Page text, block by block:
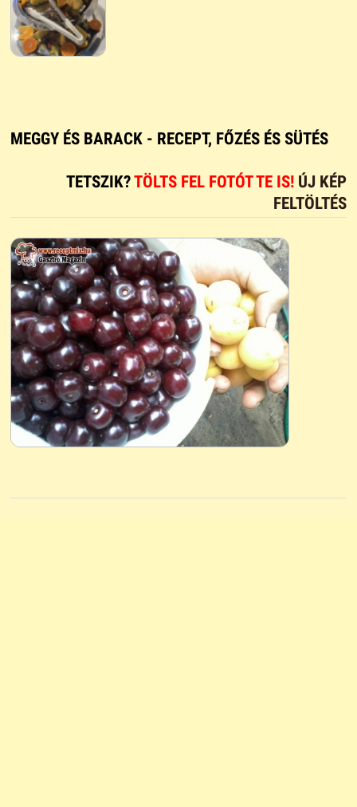
MEGGY ÉS BARACK - RECEPT, FŐZÉS ÉS SÜTÉS
TETSZIK?TÖLTS FEL FOTÓT TE IS! ÚJ KÉP
FELTÖLTÉS